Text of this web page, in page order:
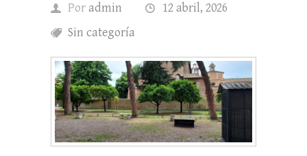
Por admin
12 abril, 2026
Sin categoría